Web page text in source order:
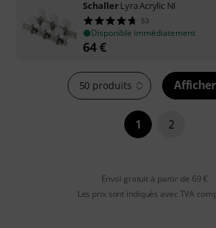
SchallerLyra Acrylic NI
53
Disponible immédiatement
64€
50 produits
1 2
Envoi gratuit à partir de 69 €
Les prix sont indiqués avec TVA